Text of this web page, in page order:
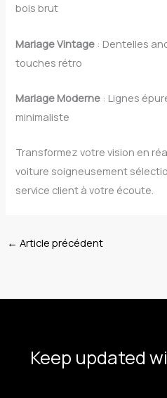
bois brut
Mariage Vintage : Dentelles
touches rétro
Mariage Moderne : Lignes
minimaliste
Transformez votre vision en
voiture soigneusement
service client à votre écoute.
← Article précédent
Keep updated